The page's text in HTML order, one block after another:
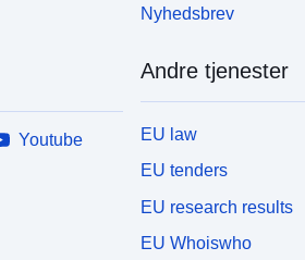
Youtube
Nyhedsbrev
Andre tjenester
EU law
EU tenders
EU research results
EU Whoiswho